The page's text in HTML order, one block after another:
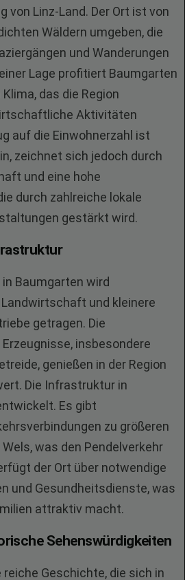
von Linz-Land. Der Ort ist von
Wäldern umgeben, die
und Wanderungen
Lage profitiert Baumgarten
das die Region
Aktivitäten
auf die Einwohnerzahl ist
zeichnet sich jedoch durch
und eine hohe
durch zahlreiche lokale
gestärkt wird.
Baumgarten wird
und kleinere
getragen. Die
insbesondere
genießen in der Region
Die Infrastruktur in
Es gibt
zu größeren
was den Pendelverkehr
der Ort über notwendige
und Gesundheitsdienste, was
attraktiv macht.
Sehenswürdigkeiten
Geschichte, die sich in